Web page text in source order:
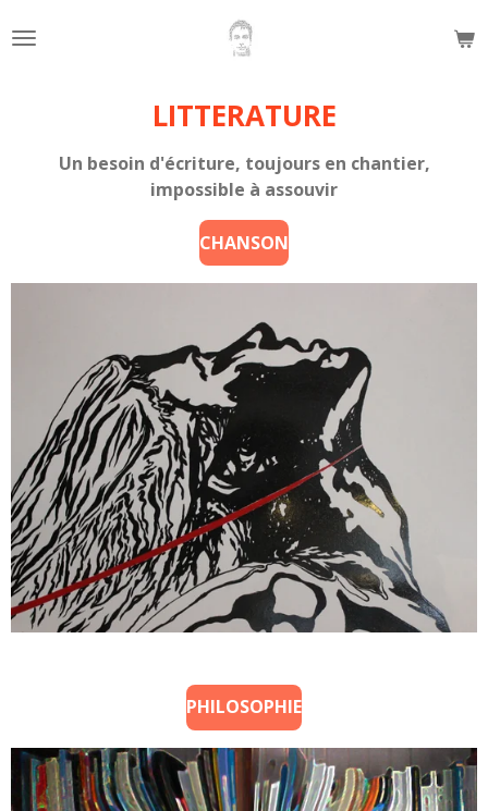
au
LITTERATURE
Un besoin d'écriture, toujours en chantier,
impossible à assouvir
CHANSON
PHILOSOPHIE